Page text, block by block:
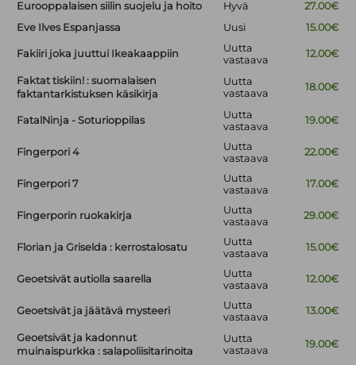
Eurooppalaisen siilin suojelu ja hoito Hyvä
27.00€
Eve Ilves Espanjassa
Uusi 15.00€
Fakiiri joka juuttui Ikeakaappiin
Uutta
vastaava
12.00€
Faktat tiskiin! : suomalaisen
faktantarkistuksen käsikirja
Uutta
vastaava
18.00€
FatalNinja - Soturioppilas
Uutta
vastaava
19.00€
Fingerpori 4
Uutta
vastaava
22.00€
Fingerpori 7
Uutta
vastaava
17.00€
Fingerporin ruokakirja
Uutta
vastaava
29.00€
Florian ja Griselda : kerrostalosatu
Uutta
vastaava
15.00€
Geoetsivät autiolla saarella
Uutta
vastaava
12.00€
Geoetsivät ja jäätävä mysteeri
Uutta
vastaava
13.00€
Geoetsivät ja kadonnut
muinaispurkka : salapoliisitarinoita
Uutta
vastaava
19.00€